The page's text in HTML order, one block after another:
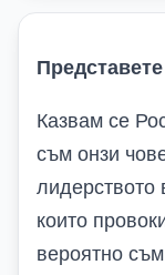
Казвам се
съм онзи
лидерството
които
вероятно